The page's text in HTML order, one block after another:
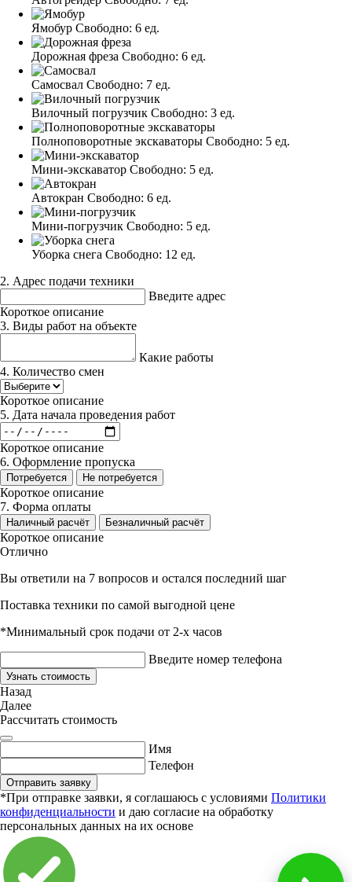
Ямобур Свободно: 6 ед.
Дорожная фреза Свободно: 6 ед.
Самосвал Свободно: 7 ед.
Вилочный погрузчик Свободно: 3 ед.
Полноповоротные экскаваторы Свободно: 5 ед.
Мини-экскаватор Свободно: 5 ед.
Автокран Свободно: 6 ед.
Мини-погрузчик Свободно: 5 ед.
Уборка снега Свободно: 12 ед.
2. Адрес подачи техники
Введите адрес
Короткое описание
3. Виды работ на объекте
Какие работы
4. Количество смен
Короткое описание
5. Дата начала проведения работ
Короткое описание
6. Оформление пропуска
Потребуется Не потребуется
Короткое описание
7. Форма оплаты
Наличный расчёт Безналичный расчёт
Короткое описание
Отлично
Вы ответили на 7 вопросов и остался последний шаг
Поставка техники по самой выгодной цене
*Минимальный срок подачи от 2-х часов
Введите номер телефона
Узнать стоимость
Назад
Далее
Рассчитать стоимость
Имя
Телефон
Отправить заявку
*При отправке заявки, я соглашаюсь с условиями Политики
конфиденциальности и даю согласие на обработку
персональных данных на их основе